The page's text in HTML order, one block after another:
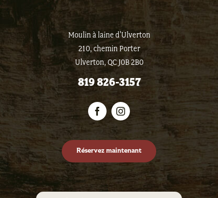
Moulin à laine d'Ulverton
210, chemin Porter
Ulverton, QC J0B 2B0
819 826-3157
Réservez maintenant